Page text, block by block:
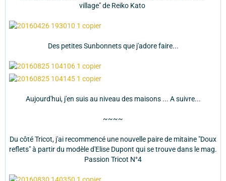
village" de Reiko Kato
Des petites Sunbonnets que j'adore faire...
Aujourd'hui, j'en suis au niveau des maisons ... A suivre...
~~~~
Du côté Tricot, j'ai recommencé une nouvelle paire de mitaine "Doux
reflets" à partir du modèle d'Elise Dupont qui se trouve dans le mag.
Passion Tricot N°4